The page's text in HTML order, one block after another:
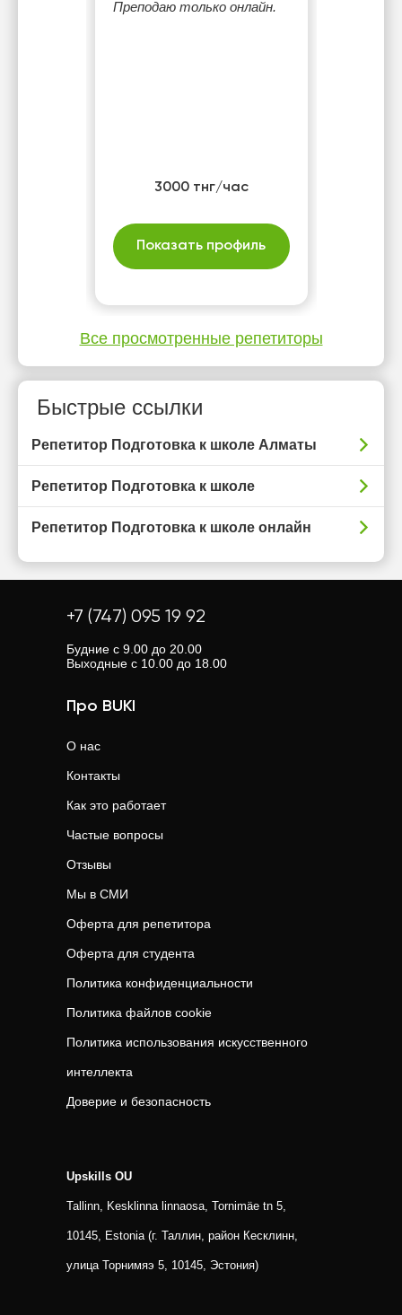
Преподаю только онлайн.
3000 тнг/час
Показать профиль
Все просмотренные репетиторы
Быстрые ссылки
Репетитор Подготовка к школе Алматы
Репетитор Подготовка к школе
Репетитор Подготовка к школе онлайн
+7 (747) 095 19 92
Будние с 9.00 до 20.00
Выходные с 10.00 до 18.00
Про BUKI
О нас
Контакты
Как это работает
Частые вопросы
Отзывы
Мы в СМИ
Оферта для репетитора
Оферта для студента
Политика конфиденциальности
Политика файлов cookie
Политика использования искусственного
интеллекта
Доверие и безопасность
Upskills OU
Tallinn, Kesklinna linnaosa, Tornimäe tn 5,
10145, Estonia (г. Таллин, район Кесклинн,
улица Торнимяэ 5, 10145, Эстония)